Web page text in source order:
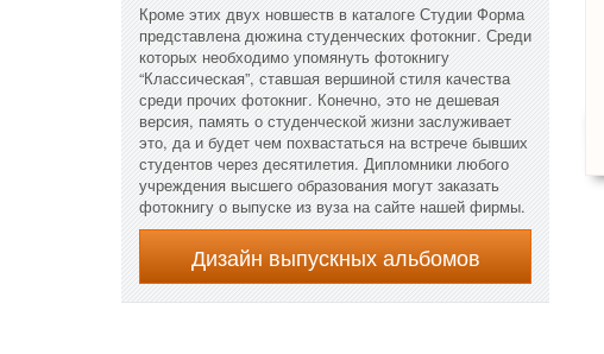
Кроме этих двух новшеств в каталоге Студии Форма
представлена дюжина студенческих фотокниг. Среди
которых необходимо упомянуть фотокнигу
“Классическая”, ставшая вершиной стиля качества
среди прочих фотокниг. Конечно, это не дешевая
версия, память о студенческой жизни заслуживает
это, да и будет чем похвастаться на встрече бывших
студентов через десятилетия. Дипломники любого
учреждения высшего образования могут заказать
фотокнигу о выпуске из вуза на сайте нашей фирмы.
Дизайн выпускных альбомов